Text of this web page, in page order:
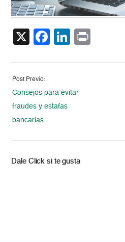
X Facebook
LinkedIn
Post Previo:
Consejos para evitar
fraudes y estafas
bancarias
Dale Click si te gusta